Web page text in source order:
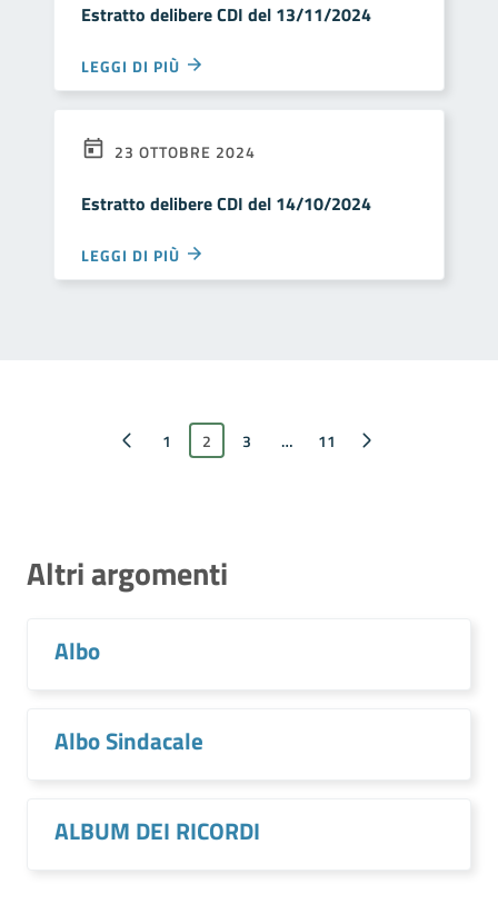
Estratto delibere CDI del 13/11/2024
LEGGI DI PIÙ
23 OTTOBRE 2024
Estratto delibere CDI del 14/10/2024
LEGGI DI PIÙ
Pagina precedente
1 2 3 … 11
Pagina successiva
Altri argomenti
Albo
Albo Sindacale
ALBUM DEI RICORDI